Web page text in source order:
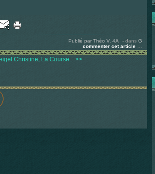
Publié par Théo V, 4A - dans G
commenter cet article
Christine, La Course... >>